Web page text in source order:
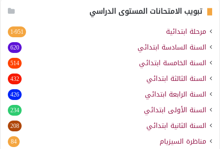
تبويب الامتحانات المستوى الدراسي
مرحلة ابتدائية 1٬951
السنة السادسة ابتدائي 620
السنة الخامسة ابتدائي 514
السنة الثالثة ابتدائي 432
السنة الرابعة ابتدائي 426
السنة الأولى ابتدائي 234
السنة الثانية ابتدائي 208
مناظرة السيزيام 84